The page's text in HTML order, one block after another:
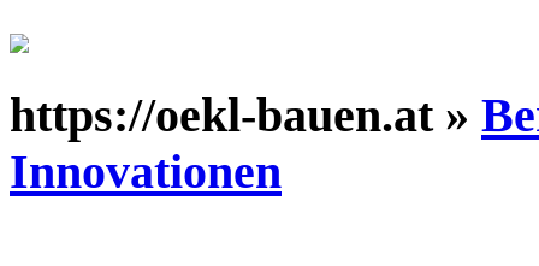
https://oekl-bauen.at »
Innovationen